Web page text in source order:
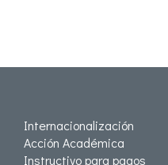
Internacionalización
Acción Académica
Instructivo para pagos